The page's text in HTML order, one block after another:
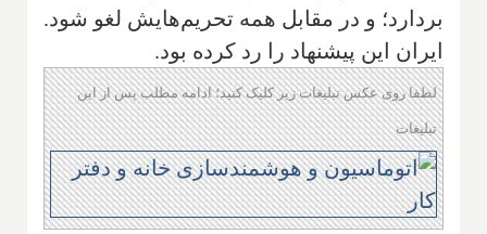
بردارد؛ و در مقابل همه تحریم‌هایش لغو شود.
ایران این پیشنهاد را رد کرده بود.
لطفا روی عکس تبلیغات زیر کلیک کنید؛ ادامه مطلب پس از این
تبلیغات